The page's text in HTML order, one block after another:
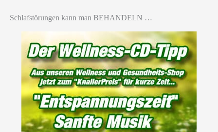
Schlafstörungen kann man BEHANDELN …